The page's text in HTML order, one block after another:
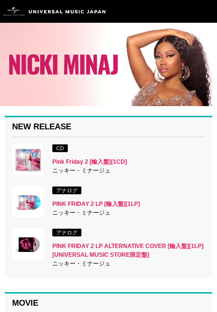
NEW RELEASE
CD
Pink Friday 2 [輸入盤][1CD]
ニッキー・ミナージュ
アナログ
PINK FRIDAY 2 LP [輸入盤][1LP]
ニッキー・ミナージュ
アナログ
PINK FRIDAY 2 LP ALTERNATIVE COVER [輸入盤][1LP]
[UNIVERSAL MUSIC STORE限定盤]
ニッキー・ミナージュ
MOVIE